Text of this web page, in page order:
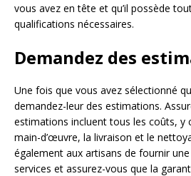
vous avez en tête et qu’il possède
qualifications nécessaires.
Demandez des
Une fois que vous avez sélectionné
demandez-leur des estimations.
estimations incluent tous les coûts, y
main-d’œuvre, la livraison et le
également aux artisans de fournir
services et assurez-vous que la